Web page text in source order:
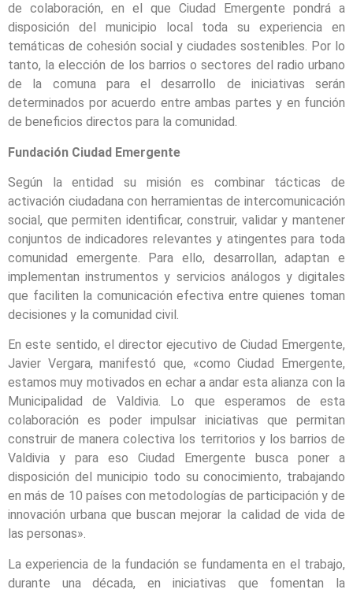
de colaboración, en el que Ciudad Emergente pondrá a
disposición del municipio local toda su experiencia en
temáticas de cohesión social y ciudades sostenibles. Por lo
tanto, la elección de los barrios o sectores del radio urbano
de la comuna para el desarrollo de iniciativas serán
determinados por acuerdo entre ambas partes y en función
de beneficios directos para la comunidad.
Fundación Ciudad Emergente
Según la entidad su misión es combinar tácticas de
activación ciudadana con herramientas de intercomunicación
social, que permiten identificar, construir, validar y mantener
conjuntos de indicadores relevantes y atingentes para toda
comunidad emergente. Para ello, desarrollan, adaptan e
implementan instrumentos y servicios análogos y digitales
que faciliten la comunicación efectiva entre quienes toman
decisiones y la comunidad civil.
En este sentido, el director ejecutivo de Ciudad Emergente,
Javier Vergara, manifestó que, «como Ciudad Emergente,
estamos muy motivados en echar a andar esta alianza con la
Municipalidad de Valdivia. Lo que esperamos de esta
colaboración es poder impulsar iniciativas que permitan
construir de manera colectiva los territorios y los barrios de
Valdivia y para eso Ciudad Emergente busca poner a
disposición del municipio todo su conocimiento, trabajando
en más de 10 países con metodologías de participación y de
innovación urbana que buscan mejorar la calidad de vida de
las personas».
La experiencia de la fundación se fundamenta en el trabajo,
durante una década, en iniciativas que fomentan la